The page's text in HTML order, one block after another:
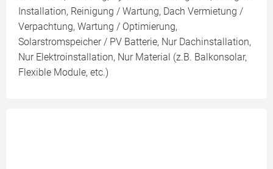
Installation, Reinigung / Wartung, Dach Vermietung /
Verpachtung, Wartung / Optimierung,
Solarstromspeicher / PV Batterie, Nur Dachinstallation,
Nur Elektroinstallation, Nur Material (z.B. Balkonsolar,
Flexible Module, etc.)